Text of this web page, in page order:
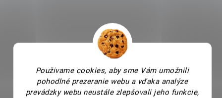
Použivame cookies, aby sme Vám umožnili
pohodlné prezeranie webu a vďaka analýze
prevádzky webu neustále zlepšovali jeho funkcie,